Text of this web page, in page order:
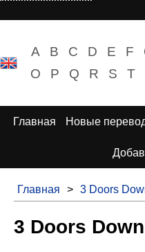
A B C D E F
O
P Q R S T
Главная Новые
Главная > 3 Doors
3 Doors